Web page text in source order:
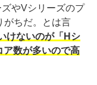
やVシリーズのプ
がちだ。とは言
けないのが「Hシ
ア数が多いので高